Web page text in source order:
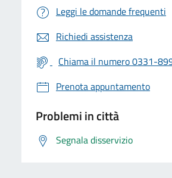
Leggi le domande frequenti
Richiedi assistenza
Chiama il numero 0331-
Prenota appuntamento
Problemi in città
Segnala disservizio